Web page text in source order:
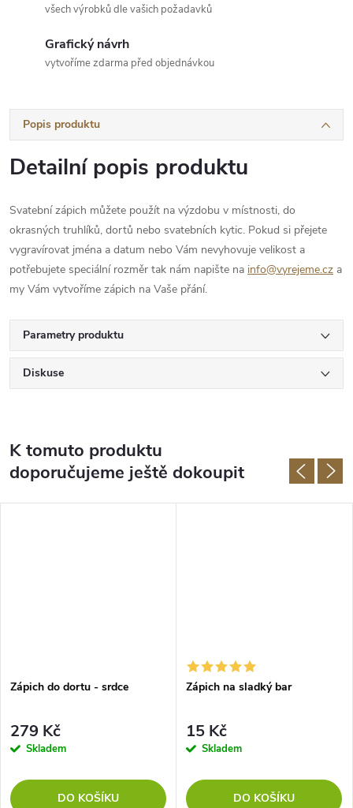
všech výrobků dle vašich požadavků
Grafický návrh
vytvoříme zdarma před objednávkou
Popis produktu
Detailní popis produktu
Svatební zápich můžete použít na výzdobu v místnosti, do
okrasných truhlíků, dortů nebo svatebních kytic. Pokud si přejete
vygravírovat jména a datum nebo Vám nevyhovuje velikost a
potřebujete speciální rozměr tak nám napište na info@vyrejeme.cz a
my Vám vytvoříme zápich na Vaše přání.
Parametry produktu
Diskuse
K tomuto produktu
doporučujeme ještě dokoupit
Zápich do dortu - srdce
279 Kč
Skladem
DO KOŠÍKU
Zápich na sladký bar
15 Kč
Skladem
DO KOŠÍKU